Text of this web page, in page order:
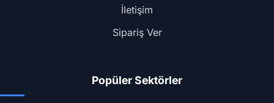
İletişim
Sipariş Ver
Popüler Sektörler